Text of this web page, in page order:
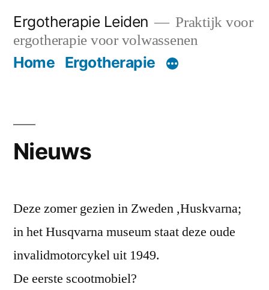
naar
Ergotherapie Leiden
Praktijk voor
ergotherapie voor volwassenen
Home Ergotherapie
Nieuws
Deze zomer gezien in Zweden ,Huskvarna;
in het Husqvarna museum staat deze oude
invalidmotorcykel uit 1949.
De eerste scootmobiel?